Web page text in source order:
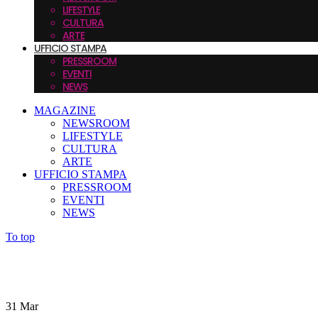
LIFESTYLE
CULTURA
ARTE
UFFICIO STAMPA
PRESSROOM
EVENTI
NEWS
MAGAZINE
NEWSROOM
LIFESTYLE
CULTURA
ARTE
UFFICIO STAMPA
PRESSROOM
EVENTI
NEWS
To top
31 Mar